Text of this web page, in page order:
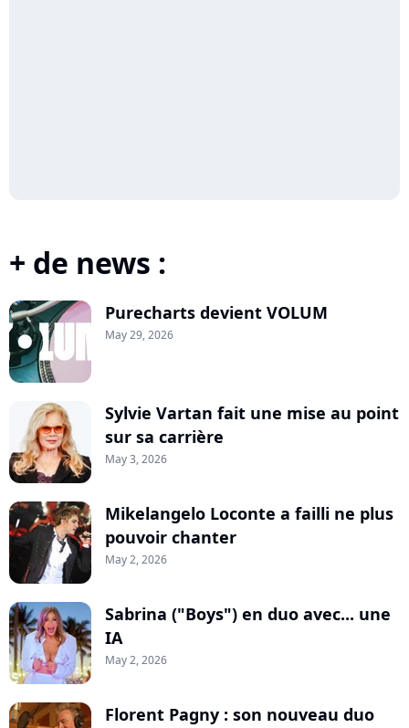
+ de news :
Purecharts devient VOLUM
May 29, 2026
Sylvie Vartan fait une mise au point
sur sa carrière
May 3, 2026
Mikelangelo Loconte a failli ne plus
pouvoir chanter
May 2, 2026
Sabrina ("Boys") en duo avec... une
IA
May 2, 2026
Florent Pagny : son nouveau duo